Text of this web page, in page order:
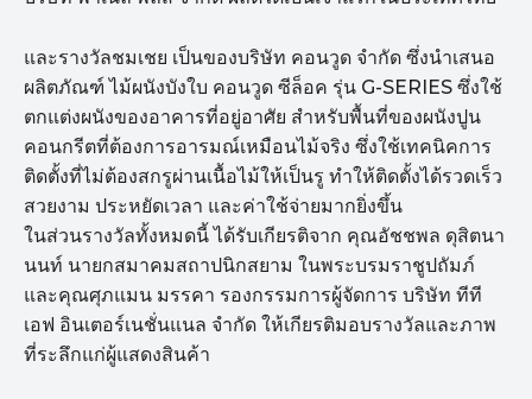
และรางวัลชมเชย เป็นของบริษัท คอนวูด จำกัด ซึ่งนำเสนอ
ผลิตภัณฑ์ ไม้ผนังบังใบ คอนวูด ซีล็อค รุ่น G-SERIES ซึ่งใช้
ตกแต่งผนังของอาคารที่อยู่อาศัย สำหรับพื้นที่ของผนังปูน
คอนกรีตที่ต้องการอารมณ์เหมือนไม้จริง ซึ่งใช้เทคนิคการ
ติดตั้งที่ไม่ต้องสกรูผ่านเนื้อไม้ให้เป็นรู ทำให้ติดตั้งได้รวดเร็ว
สวยงาม ประหยัดเวลา และค่าใช้จ่ายมากยิ่งขึ้น
ในส่วนรางวัลทั้งหมดนี้ ได้รับเกียรติจาก คุณอัชชพล ดุสิตนา
นนท์ นายกสมาคมสถาปนิกสยาม ในพระบรมราชูปถัมภ์
และคุณศุภแมน มรรคา รองกรรมการผู้จัดการ บริษัท ทีที
เอฟ อินเตอร์เนชั่นแนล จำกัด ให้เกียรติมอบรางวัลและภาพ
ที่ระลึกแก่ผู้แสดงสินค้า